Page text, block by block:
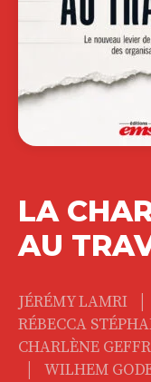
LA
AU
JÉRÉMY LAMRI |
RÉBECCA
CHARLÈNE
| WILHEM